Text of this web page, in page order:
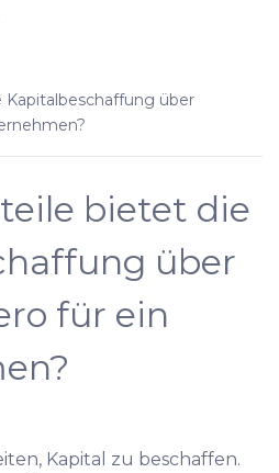
über
bietet die
über
für ein
Kapital zu beschaffen.